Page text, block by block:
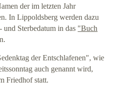
der im letzten Jahr
In Lippoldsberg werden dazu
Sterbedatum in das "Buch
der Entschlafenen", wie
auch genannt wird,
Friedhof statt.